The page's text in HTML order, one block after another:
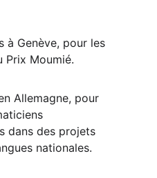
à Genève, pour les
Prix Moumié.
Allemagne, pour
dans des projets
nationales.